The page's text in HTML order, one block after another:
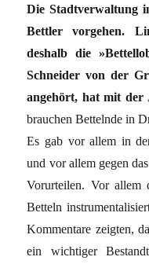
Die Stadtverwaltung
Bettler vorgehen.
deshalb die
Schneider von der
angehört, hat mit der
brauchen Bettelnde in
Es gab vor allem in
und vor allem gegen
Vorurteilen. Vor allem
Betteln
Kommentare zeigten,
ein wichtiger